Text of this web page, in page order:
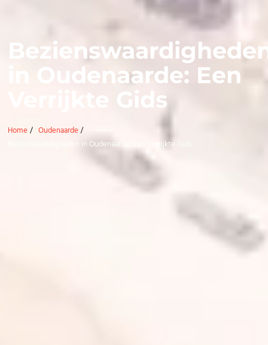
in Oudenaarde: Een
Verrijkte Gids
Home
Oudenaarde
Bezienswaardigheden in Oudenaarde: Een Verrijkte Gids